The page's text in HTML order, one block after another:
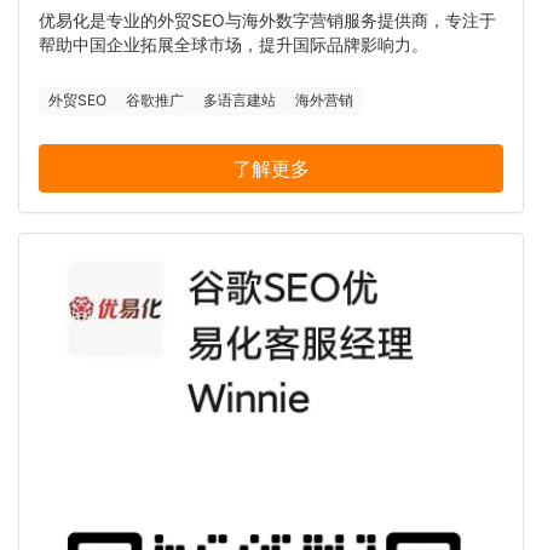
优易化是专业的外贸SEO与海外数字营销服务提供商，专注于
帮助中国企业拓展全球市场，提升国际品牌影响力。
外贸SEO 谷歌推广 多语言建站 海外营销
了解更多